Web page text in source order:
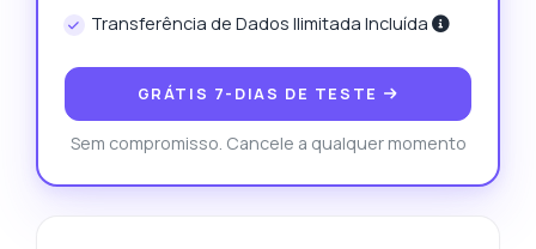
Transferência de Dados Ilimitada Incluída
GRÁTIS 7-DIAS DE TESTE
Sem compromisso. Cancele a qualquer momento